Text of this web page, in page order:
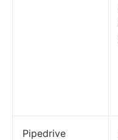
Pipedrive